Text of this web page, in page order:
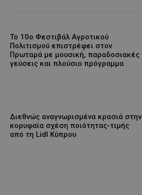
Το 10ο Φεστιβάλ Αγροτικού
Πολιτισμού επιστρέφει στον
Πρωταρά με μουσική, παραδοσιακές
γεύσεις και πλούσιο πρόγραμμα
Διεθνώς αναγνωρισμένα κρασιά στην
κορυφαία σχέση ποιότητας-τιμής
από τη Lidl Κύπρου